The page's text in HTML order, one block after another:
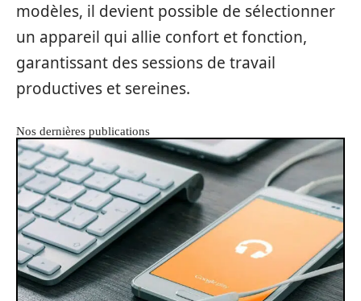
modèles, il devient possible de sélectionner
un appareil qui allie confort et fonction,
garantissant des sessions de travail
productives et sereines.
Nos dernières publications